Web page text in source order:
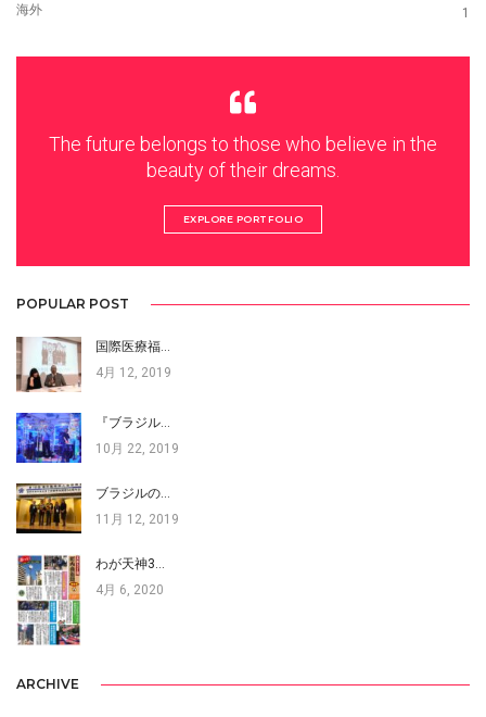
海外 1
The future belongs to those who believe in the
beauty of their dreams.
EXPLORE PORTFOLIO
POPULAR POST
国際医療福…
4月 12, 2019
『ブラジル…
10月 22, 2019
ブラジルの…
11月 12, 2019
わが天神3…
4月 6, 2020
ARCHIVE